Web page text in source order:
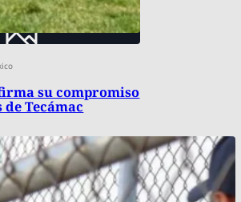
su compromiso
Tecámac